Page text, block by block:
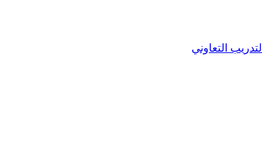
التدريب التعاوني